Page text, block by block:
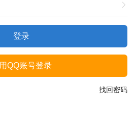
登录
QQ账号登录
找回密码